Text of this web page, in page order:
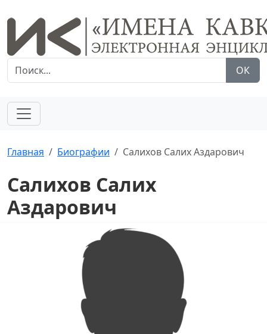
ОК
Главная Биографии Салихов Салих Аздарович
Салихов Салих
Аздарович